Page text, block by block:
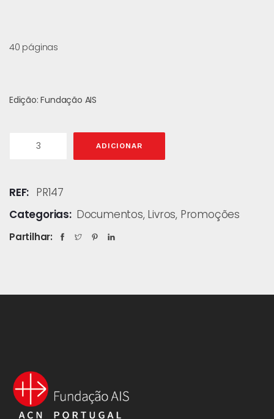
40 páginas
Edição: Fundação AIS
ADICIONAR
REF: PR147
Categorias: Documentos, Livros, Promoções
Partilhar: